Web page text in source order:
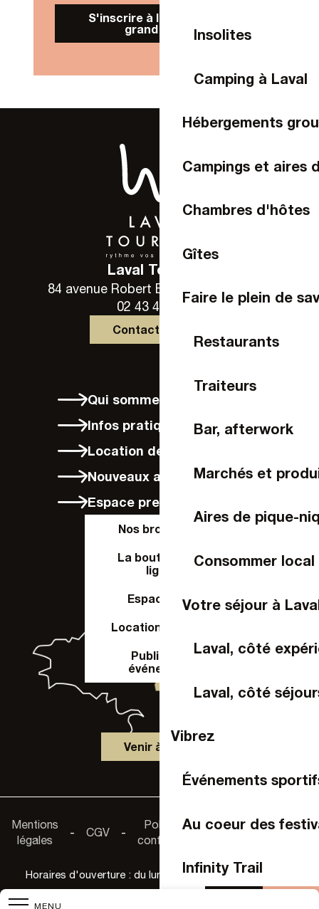
MENU
Insolites
Camping à Laval
Hébergements
Campings et aires
Chambres d'hôtes
Gîtes
Faire le plein de
Restaurants
Traiteurs
Bar, afterwork
Marchés et
Aires de pique-
Consommer local
Votre séjour à
Laval, côté
Laval, côté
Vibrez
Événements
Au coeur des
Infinity Trail
S'inscrire à la Newsletter
grand public
Laval Tourisme
84 avenue Robert Buron - 53000 Laval
02 43 49 46 46
Contactez-nous
Qui sommes-nous ?
Infos pratiques
Location de vélos à Laval
Nouveaux arrivants
Espace presse
Nos brochures
La boutique en
ligne
Espace Pro
Location de salle
Publier un
événement
Venir à Laval
Mentions
légales
- CGV -
Politique de
confidentialité
-
Accessibilité :
non
Horaires d'ouverture : du lundi au samedi de 9h30 à 18h